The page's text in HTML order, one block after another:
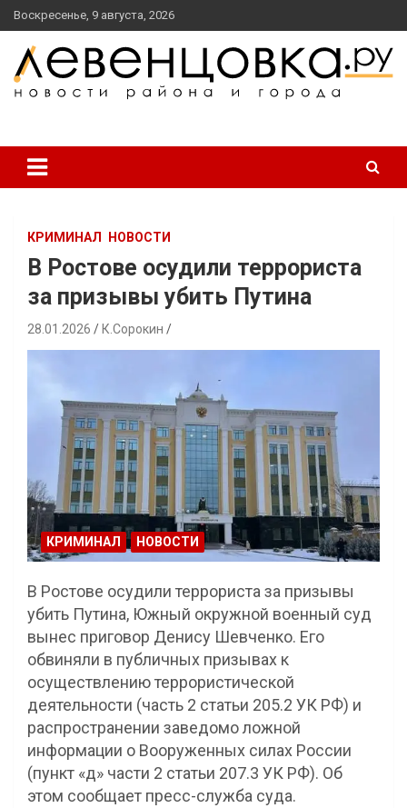
перейти
к
содержанию
Воскресенье, 9 августа, 2026
КРИМИНАЛ НОВОСТИ
В Ростове осудили террориста
за призывы убить Путина
28.01.2026 К.Сорокин
КРИМИНАЛ НОВОСТИ
В Ростове осудили террориста за призывы
убить Путина, Южный окружной военный суд
вынес приговор Денису Шевченко. Его
обвиняли в публичных призывах к
осуществлению террористической
деятельности (часть 2 статьи 205.2 УК РФ) и
распространении заведомо ложной
информации о Вооруженных силах России
(пункт «д» части 2 статьи 207.3 УК РФ). Об
этом сообщает пресс-служба суда.